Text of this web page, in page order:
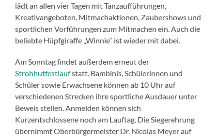
lädt an allen vier Tagen mit Tanzaufführungen,
Kreativangeboten, Mitmachaktionen, Zaubershows und
sportlichen Vorführungen zum Mitmachen ein. Auch die
beliebte Hüpfgiraffe „Winnie“ ist wieder mit dabei.
Am Sonntag findet außerdem erneut der
Strohhutfestlaufstatt. Bambinis, Schülerinnen und
Schüler sowie Erwachsene können ab 10 Uhr auf
verschiedenen Strecken ihre sportliche Ausdauer unter
Beweis stellen. Anmelden können sich
Kurzentschlossene noch am Lauftag. Die Siegerehrung
übernimmt Oberbürgermeister Dr. Nicolas Meyer auf